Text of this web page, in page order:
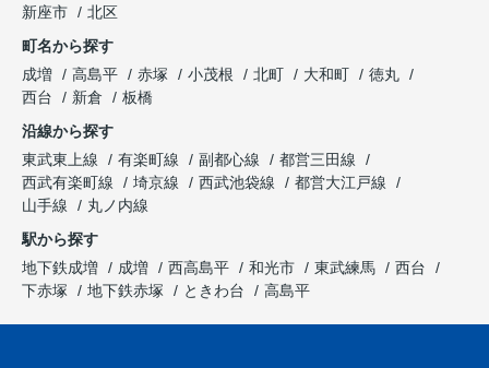
新座市
北区
町名から探す
成増
高島平 赤塚 小茂根 北町 大和町
徳丸
西台
新倉
板橋
沿線から探す
東武東上線
有楽町線 副都心線
都営三田線
西武有楽町線
埼京線 西武池袋線
都営大江戸線
山手線
丸ノ内線
駅から探す
地下鉄成増
成増 西高島平 和光市 東武練馬
西台
下赤塚
地下鉄赤塚 ときわ台 高島平